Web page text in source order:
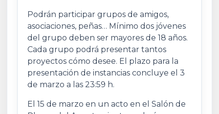
Podrán participar grupos de amigos,
asociaciones, peñas… Mínimo dos jóvenes
del grupo deben ser mayores de 18 años.
Cada grupo podrá presentar tantos
proyectos cómo desee. El plazo para la
presentación de instancias concluye el 3
de marzo a las 23:59 h.
El 15 de marzo en un acto en el Salón de